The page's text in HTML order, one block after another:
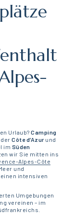
Urlaub?Camping
derCôte d’Azurund
im Süden
wir Sie mitten ins
Alpes-Côte
und
intensiven
Umgebungen
vereinen – im